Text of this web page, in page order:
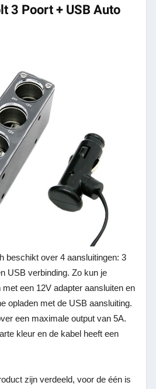
3 Poort + USB Auto
beschikt over 4 aansluitingen: 3
USB verbinding. Zo kun je
een 12V adapter aansluiten en
opladen met de USB aansluiting.
een maximale output van 5A.
kleur en de kabel heeft een
zijn verdeeld, voor de één is